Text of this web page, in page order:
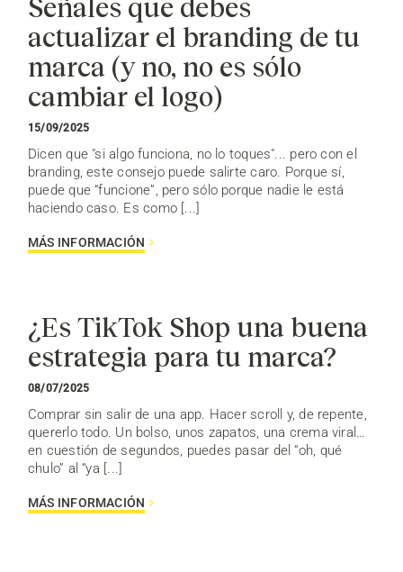
actualizar el branding de tu
marca (y no, no es sólo
cambiar el logo)
15/09/2025
Dicen que "si algo funciona, no lo toques"... pero con el
branding, este consejo puede salirte caro. Porque sí,
puede que “funcione”, pero sólo porque nadie le está
haciendo caso. Es como [...]
MÁS INFORMACIÓN
¿Es TikTok Shop una buena
estrategia para tu marca?
08/07/2025
Comprar sin salir de una app. Hacer scroll y, de repente,
quererlo todo. Un bolso, unos zapatos, una crema viral…
en cuestión de segundos, puedes pasar del “oh, qué
chulo” al “ya [...]
MÁS INFORMACIÓN